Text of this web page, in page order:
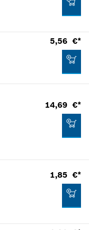
be PVM
5,56 €*
14,69 €*
1,85 €*